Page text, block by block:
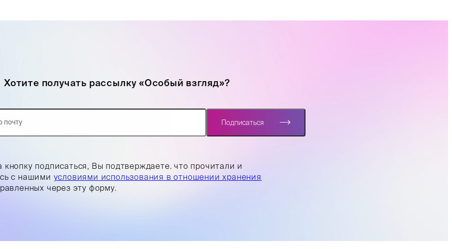
Хотите получать рассылку «Особый взгляд»?
подписаться, Вы подтверждаете. что прочитали и
с нашими условиями использования в отношении хранения
через эту форму.
Подписаться